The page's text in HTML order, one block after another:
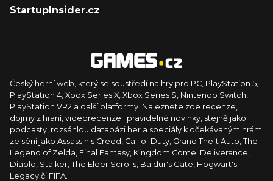
StartupInsider.cz
Český herní web, který se soustředí na hry pro PC, PlayStation 5,
PlayStation 4, Xbox Series X, Xbox Series S, Nintendo Switch,
PlayStation VR2 a další platformy. Naleznete zde recenze,
dojmy z hraní, videorecenze i pravidelné novinky, stejně jako
podcasty, rozsáhlou databázi her a speciály k očekávaným hrám
ze sérií jako Assassin's Creed, Call of Duty, Grand Theft Auto, The
Legend of Zelda, Final Fantasy, Kingdom Come: Deliverance,
Diablo, Stalker, The Elder Scrolls, Baldur's Gate, Hogwart's
Legacy či FIFA.